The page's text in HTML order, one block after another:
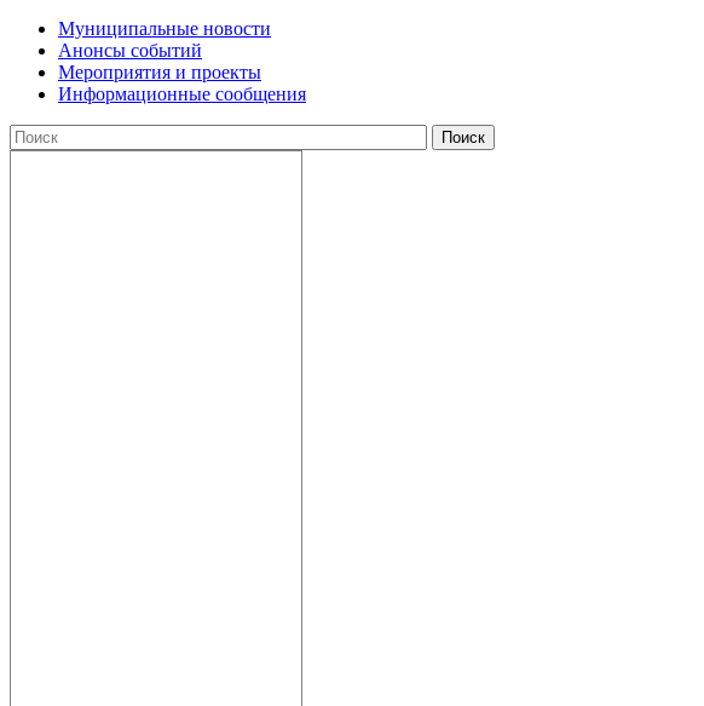
Муниципальные новости
Анонсы событий
Мероприятия и проекты
Информационные сообщения